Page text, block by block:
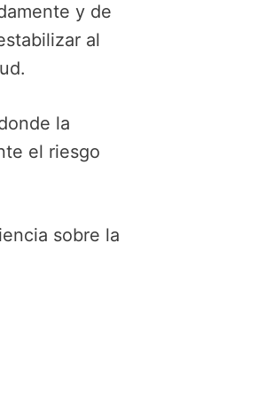
y de
al
la
el riesgo
sobre la